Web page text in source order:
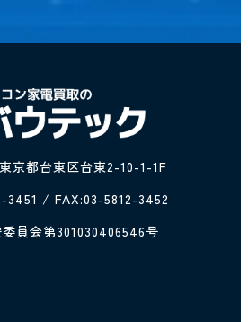
京都台東区台東2-10-1-1F
3451 / FAX:03-5812-3452
員会第301030406546号